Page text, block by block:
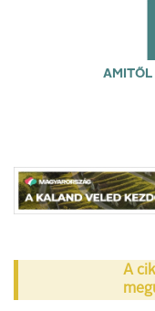
AMITŐL
A